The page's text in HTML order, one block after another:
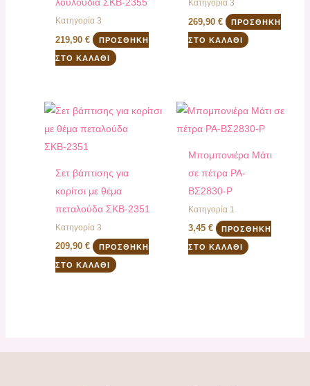
Κατηγορία 3
219,90€ ΠΡΟΣΘΉΚΗ
ΣΤΟ ΚΑΛΆΘΙ
Κατηγορία 3
269,90 € ΠΡΟΣΘΉΚΗ
ΣΤΟ ΚΑΛΆΘΙ
Σετ βάπτισης για
κορίτσι με θέμα
πεταλούδα ΣΚΒ-2351
Κατηγορία 3
209,90€ ΠΡΟΣΘΉΚΗ
ΣΤΟ ΚΑΛΆΘΙ
Μπομπονιέρα Μάτι
σε πέτρα PA-
ΒΣ2830-Ρ
Κατηγορία 1
3,45 € ΠΡΟΣΘΉΚΗ
ΣΤΟ ΚΑΛΆΘΙ